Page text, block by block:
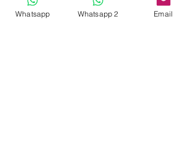
necesaria para entender cada
apartado.
Whatsapp Whatsapp 2 Email